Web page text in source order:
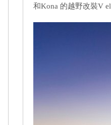
和Kona 的越野改裝V